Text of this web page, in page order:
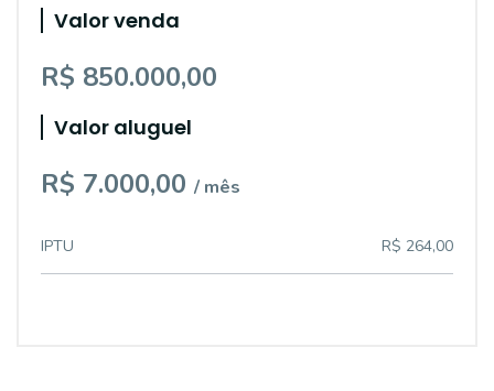
Valor venda
R$ 850.000,00
Valor aluguel
R$ 7.000,00 / mês
IPTU R$ 264,00